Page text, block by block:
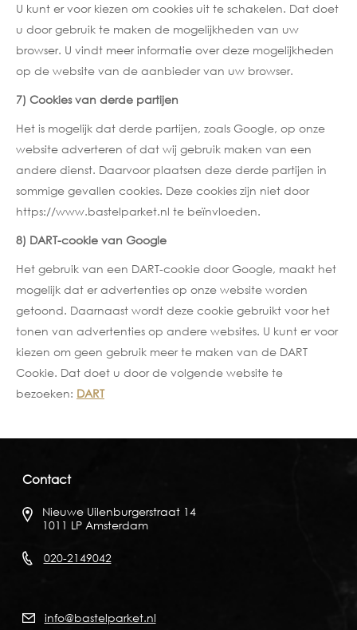
U kunt er voor kiezen om cookies uit te schakelen. Dat doet
u door gebruik te maken de mogelijkheden van uw
browser. U vindt meer informatie over deze mogelijkheden
op de website van de aanbieder van uw browser.
7) Cookies van derde partijen
Het is mogelijk dat derde partijen, zoals Google, op onze
website adverteren of dat wij gebruik maken van een
andere dienst. Daarvoor plaatsen deze derde partijen in
sommige gevallen cookies. Deze cookies zijn niet door
https://www.bastelparket.nl te beïnvloeden.
8) DART-cookie van Google
Het gebruik van een DART-cookie door Google, maakt het
mogelijk dat er advertenties op onze website worden
getoond. Daarnaast wordt deze cookie gebruikt voor het
tonen van advertenties op andere websites. U kunt er voor
kiezen om geen gebruik meer te maken van de DART
Cookie. Dat doet u door de volgende website te
bezoeken: DART
Contact
Nieuwe Uilenburgerstraat 14
1011 LP Amsterdam
020-2149042
info@bastelparket.nl